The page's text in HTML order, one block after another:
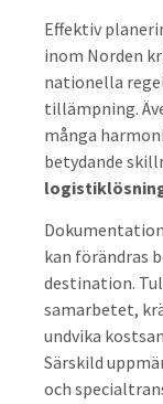
Effektiv
inom Norden
nationella
tillämpning.
många
betydande
kan förändras
destination.
samarbetet,
undvika
Särskild
och